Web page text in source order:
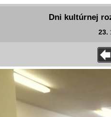
Dni kultúrnej
23.